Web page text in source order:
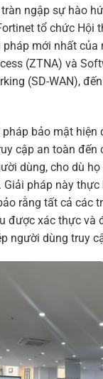
ngập sự hào
tổ chức Hội
mới nhất của
(ZTNA) và
(SD-WAN),
bảo mật hiện
cập an toàn đến
dùng, cho dù
pháp này thực
rằng tất cả các
được xác thực và
người dùng truy